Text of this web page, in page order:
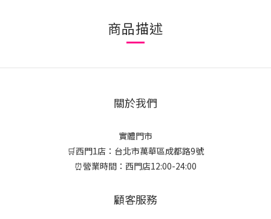
商品描述
關於我們
實體門市
🛒西門1店：台北市萬華區成都路9號
⏰營業時間：西門店12:00-24:00
顧客服務